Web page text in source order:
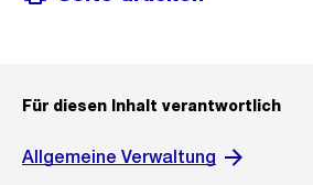
Für diesen Inhalt verantwortlich
Allgemeine Verwaltung